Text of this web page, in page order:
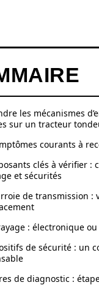
les mécanismes
sur un tracteur
courants à
clés à vérifier :
et sécurités
de transmission :
: électronique
de sécurité : un
de diagnostic :